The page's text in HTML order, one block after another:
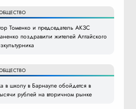
Томенко и председатель АКЗС
поздравили жителей Алтайского
в школу в Барнауле обойдется в
рублей на вторичном рынке